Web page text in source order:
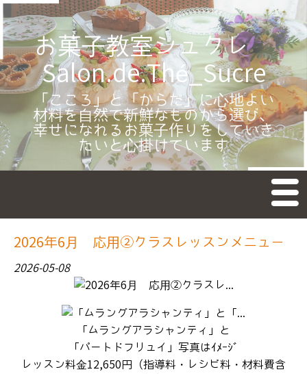
お菓子教室シュクレ
Salon.de.Thé_Sucre
「こころ」と「からだ」に心地よい
材料を自然で新鮮なものから選び、
幸せになれるお菓子作りをしていき
たいと心掛けています
M
en
お菓子のレッスン
教室予約受付日カレンダー
2026年6月 応用②クラスレッスンメニュー
2026-05-08
「ムラングアラシャンティ」と
「パートドフリュイ」写真はｲﾒｰｼﾞ
レッスン料金12,650円（指導料・レシピ料・材料費含